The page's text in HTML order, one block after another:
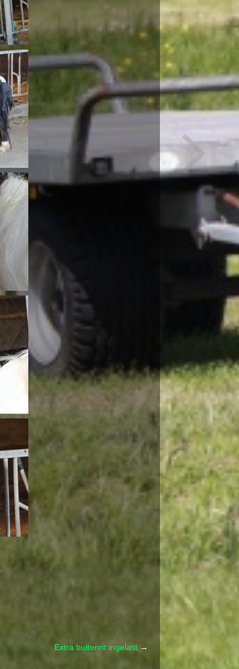
Extra buitenrit ingelast →